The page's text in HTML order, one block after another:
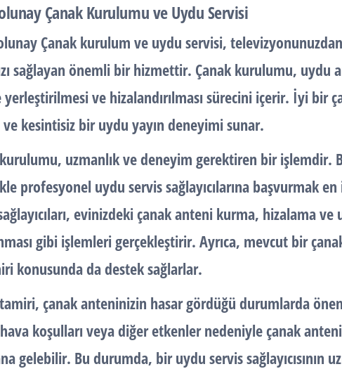
Çanak Kurulumu ve Uydu Servisi
Çanak kurulum ve uydu servisi,
sağlayan önemli bir hizmettir. Çanak kurulumu, uydu
yerleştirilmesi ve hizalandırılması sürecini içerir. İyi bir
kesintisiz bir uydu yayın deneyimi sunar.
, uzmanlık ve deneyim gerektiren bir işlemdir.
profesyonel uydu servis sağlayıcılarına başvurmak
evinizdeki çanak anteni kurma, hizalama ve
gibi işlemleri gerçekleştirir. Ayrıca, mevcut bir
konusunda da destek sağlarlar.
, çanak anteninizin hasar gördüğü durumlarda
koşulları veya diğer etkenler nedeniyle çanak
gelebilir. Bu durumda, bir uydu servis sağlayıcısının